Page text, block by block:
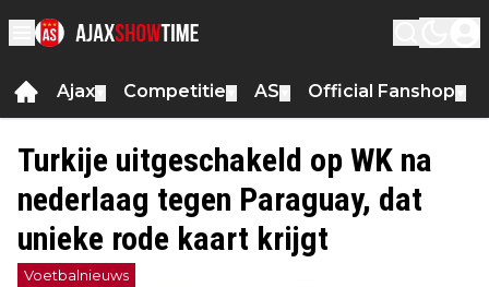
Ajax Competitie AS Official Fanshop
Turkije uitgeschakeld op WK na
nederlaag tegen Paraguay, dat
unieke rode kaart krijgt
Voetbalnieuws